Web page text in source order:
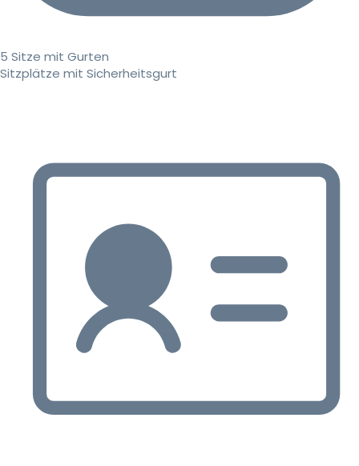
5 Sitze mit Gurten
Sitzplätze mit Sicherheitsgurt